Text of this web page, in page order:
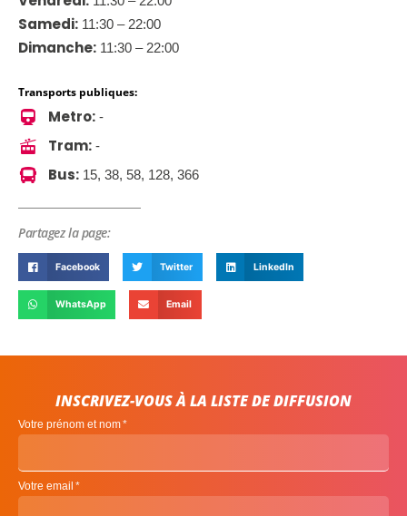
Samedi: 11:30 – 22:00
Dimanche: 11:30 – 22:00
Transports publiques:
Metro:-
Tram:-
Bus:15, 38, 58, 128, 366
Partagez la page:
Facebook Twitter LinkedIn
WhatsApp Email
INSCRIVEZ-VOUS À LA LISTE DE DIFFUSION
Votre prénom et nom
Votre email